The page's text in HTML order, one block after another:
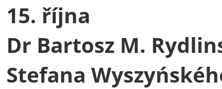
15. října
Dr Bartosz M.
Stefana